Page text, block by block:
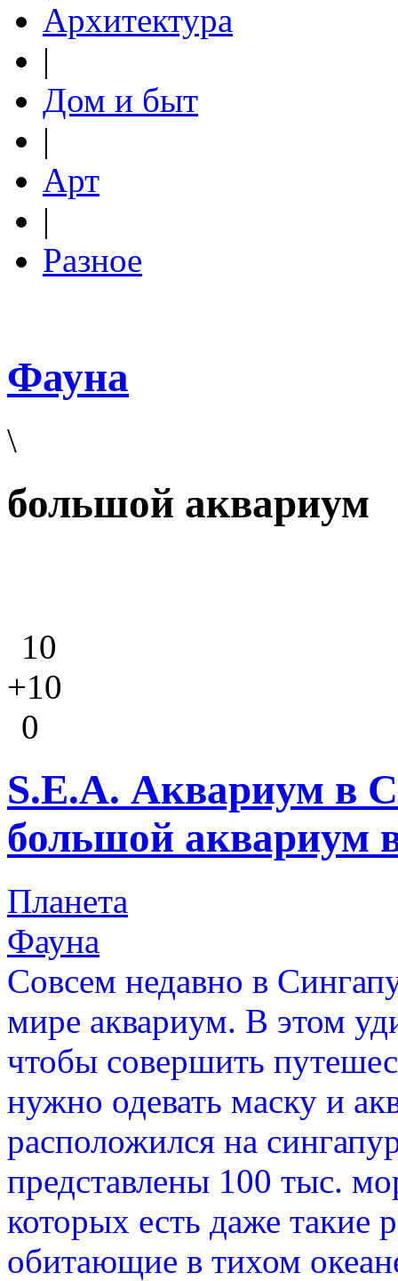
Архитектура
|
Дом и быт
|
Арт
|
Разное
Фауна
\
большой аквариум
10
+10
0
S.E.A. Аквариум в
большой аквариум
Планета
Фауна
Совсем недавно в
мире аквариум. В этом
чтобы совершить
нужно одевать маску и
расположился на
представлены 100 тыс.
которых есть даже такие
обитающие в тихом